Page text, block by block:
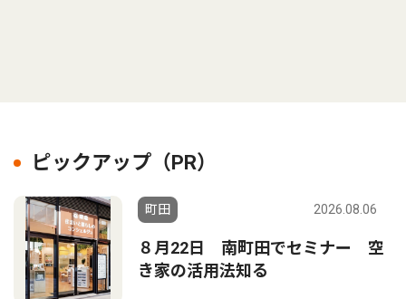
ピックアップ（PR）
町田 2026.08.06
８月22日 南町田でセミナー 空
き家の活用法知る